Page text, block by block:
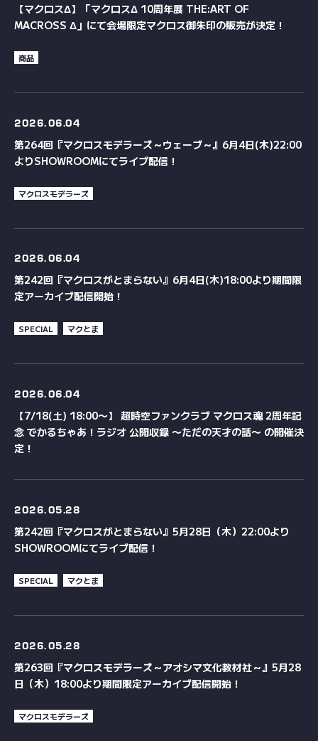
【マクロスΔ】「マクロスΔ 10周年展 THE:ART OF
MACROSS Δ」にて会場限定マクロス御朱印の販売が決定！
商品
2026.06.04
第264回『マクロスモデラーズ～ウェーブ～』6月4日(木)22:00
よりSHOWROOMにてライブ配信！
マクロスモデラーズ
2026.06.04
第242回『マクロスがとまらない』6月4日(木)18:00より期間限
定アーカイブ配信開始！
SPECIAL マクとま
2026.06.04
【7/18(土) 18:00〜】 超時空ファンクラブ マクロス魂 2周年記
念 でかるちゃあ！ラジオ 公開収録 〜ただの天才の話〜 の開催決
定！
2026.05.28
第242回『マクロスがとまらない』5月28日（木）22:00より
SHOWROOMにてライブ配信！
SPECIAL マクとま
2026.05.28
第263回『マクロスモデラーズ～アオシマ文化教材社～』5月28
日（木）18:00より期間限定アーカイブ配信開始！
マクロスモデラーズ